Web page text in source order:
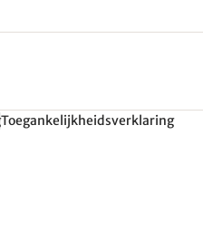
Toegankelijkheidsverklaring